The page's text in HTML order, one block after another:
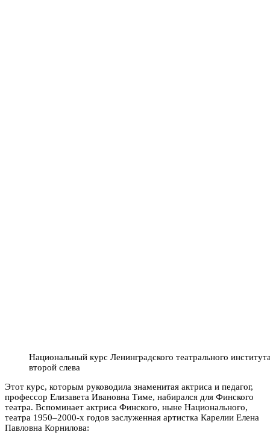
Национальный курс Ленинградского театрального
второй слева
Этот курс, которым руководила знаменитая актриса и педагог,
профессор Елизавета Ивановна Тиме, набирался для Финского
театра. Вспоминает актриса Финского, ныне Национального,
театра 1950–2000-х годов заслуженная артистка Карелии Елена
Павловна Корнилова: